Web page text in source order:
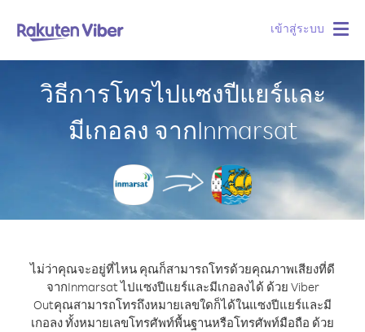
เข้าสู่ระบบ
วิธีการโทรไปแซงปีแยร์และ
มีเกอลง จากInmarsat
ไม่ว่าคุณจะอยู่ที่ไหน คุณก็สามารถโทรด้วยคุณภาพเสียงที่ดี
จากInmarsat ไปแซงปีแยร์และมีเกอลงได้ ด้วย Viber
Outคุณสามารถโทรถึงหมายเลขใดก็ได้ในแซงปีแยร์และมี
เกอลง ทั้งหมายเลขโทรศัพท์พื้นฐานหรือโทรศัพท์มือถือ ด้วย